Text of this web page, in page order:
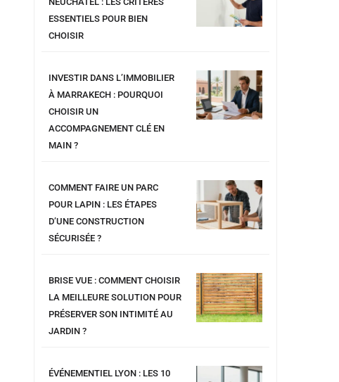
ESSENTIELS POUR BIEN
CHOISIR
INVESTIR DANS L’IMMOBILIER
À MARRAKECH : POURQUOI
CHOISIR UN
ACCOMPAGNEMENT CLÉ EN
MAIN ?
COMMENT FAIRE UN PARC
POUR LAPIN : LES ÉTAPES
D’UNE CONSTRUCTION
SÉCURISÉE ?
BRISE VUE : COMMENT CHOISIR
LA MEILLEURE SOLUTION POUR
PRÉSERVER SON INTIMITÉ AU
JARDIN ?
ÉVÉNEMENTIEL LYON : LES 10